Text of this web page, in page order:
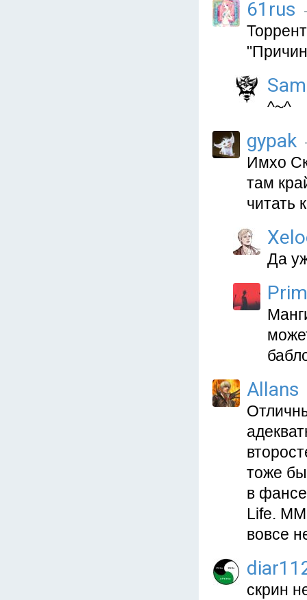
61rus
^~^
gypak
Имхо
там
читать
Да
Allans
тоже
в
Life.
вовсе
скрин